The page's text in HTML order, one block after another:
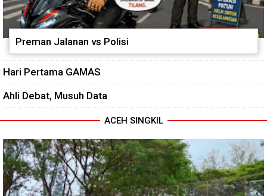
Preman Jalanan vs Polisi
Hari Pertama GAMAS
Ahli Debat, Musuh Data
ACEH SINGKIL